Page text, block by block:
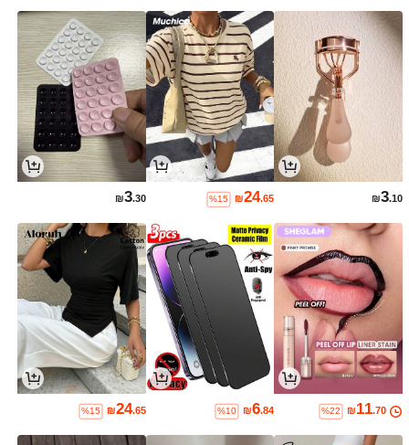
₪3.10
₪24.65
%15
₪3.30
₪11.70
%22
₪6.84
%10
₪24.65
%15